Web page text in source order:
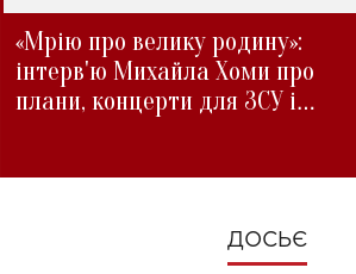
«Мрію про велику родину»:
інтерв'ю Михайла Хоми про
плани, концерти для ЗСУ і
ДОСЬЄ